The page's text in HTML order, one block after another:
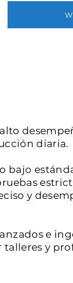
alto
diaria.
bajo
y
e
talleres y